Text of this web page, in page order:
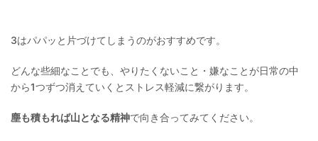
3はパパッと片づけてしまうのがおすすめです。
どんな些細なことでも、やりたくないこと・嫌なことが日常の中
から1つずつ消えていくとストレス軽減に繋がります。
塵も積もれば山となる精神で向き合ってみてください。